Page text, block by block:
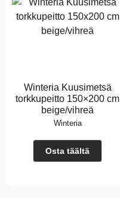
Winteria Kuusimetsä
torkkupeitto 150×200 cm
beige/vihreä
Winteria
Osta täältä